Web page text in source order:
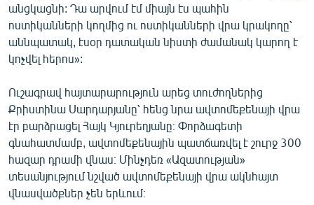
անցկացնի: Դա արվում էմ միայն էս պահին
ոստիկանների կողմից ու ոստիկանների վրա կրակողը՝
աննպատակ, էսօր դատական նիստի ժամանակ կարող է
կոչվել հերոս»:
Ուշագրավ հայտարարություն արեց տուժողներից
Քրիստինա Սարդարյանը՝ հենց նրա ավտոմեքենայի վրա
էր բարձրացել Հայկ Կյուրեղյանը։ Փորձագետի
գնահատմամբ, ավտոմեքենային պատճառվել է շուրջ 300
հազար դրամի վնաս։ Մինչդեռ «Ազատության»
տեսանյությում նշված ավտոմեքենայի վրա ակնհայտ
վնասվածքներ չեն երևում։